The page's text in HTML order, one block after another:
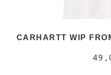
CARHARTT WIP